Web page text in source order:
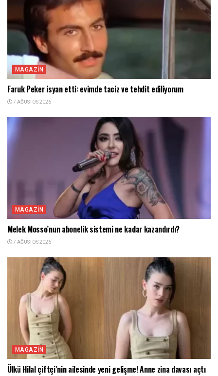
MAGAZIN
Faruk Peker isyan etti: evimde taciz ve tehdit ediliyorum
7 AĞUSTOS 2026
MAGAZIN
Melek Mosso’nun abonelik sistemi ne kadar kazandırdı?
7 AĞUSTOS 2026
MAGAZIN
Ülkü Hilal çiftçi’nin ailesinde yeni gelişme! Anne zina davası açtı